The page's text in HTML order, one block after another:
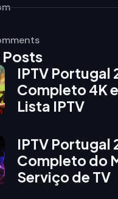
IPTV Portugal
Completo 4K
Lista IPTV
IPTV Portugal
Completo do
Serviço de TV